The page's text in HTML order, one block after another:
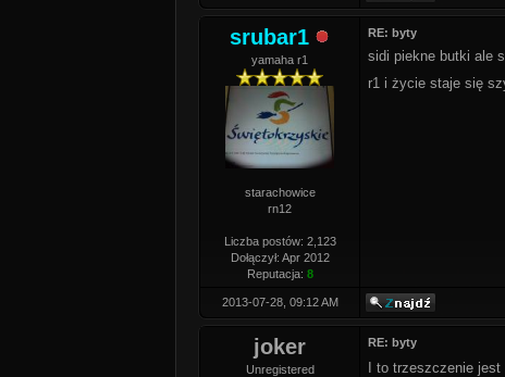
srubar1
yamaha r1
starachowice
rn12
Liczba postów: 2,123
Dołączył: Apr 2012
Reputacja: 8
RE: byty
sidi piekne butki ale
r1 i życie staje się
2013-07-28, 09:12 AM
joker
Unregistered
RE: byty
I to trzeszczenie